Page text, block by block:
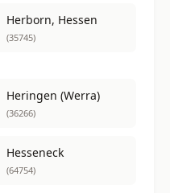
Herborn, Hessen
(35745)
Heringen (Werra)
(36266)
Hesseneck
(64754)